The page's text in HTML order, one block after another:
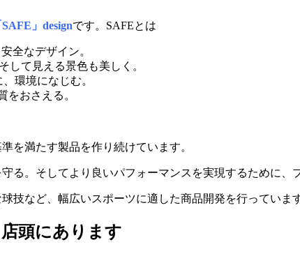
SAFE」designです。SAFEとは
なデザイン。
て見える景色も美しく。
境になじむ。
おさえる。
を満たす製品を作り続けています。
る。そしてより良いパフォーマンスを実現するために
技など、幅広いスポーツに適した商品開発を行っています
頭にあります